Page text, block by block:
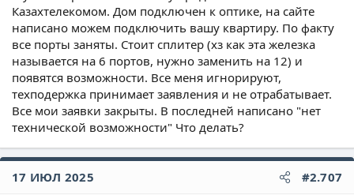
Казахтелекомом. Дом подключен к оптике, на сайте
написано можем подключить вашу квартиру. По факту
все порты заняты. Стоит сплитер (хз как эта железка
называется на 6 портов, нужно заменить на 12) и
появятся возможности. Все меня игнорируют,
техподержка принимает заявления и не отрабатывает.
Все мои заявки закрыты. В последней написано "нет
технической возможности" Что делать?
17 ИЮЛ 2025 #2.707